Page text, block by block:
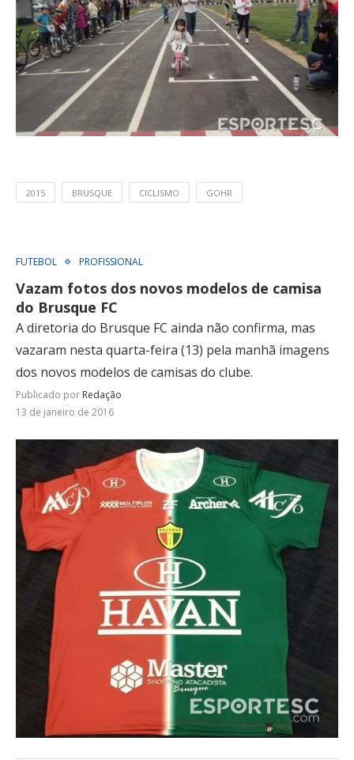
2015 BRUSQUE CICLISMO GOHR
FUTEBOL PROFISSIONAL
Vazam fotos dos novos modelos de camisa
do Brusque FC
A diretoria do Brusque FC ainda não confirma, mas
vazaram nesta quarta-feira (13) pela manhã imagens
dos novos modelos de camisas do clube.
Publicado por Redação
13 de janeiro de 2016